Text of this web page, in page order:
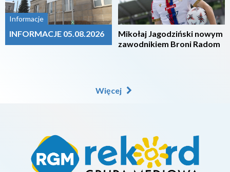
Informacje
INFORMACJE 05.08.2026
Mikołaj Jagodziński nowym
zawodnikiem Broni Radom
Więcej